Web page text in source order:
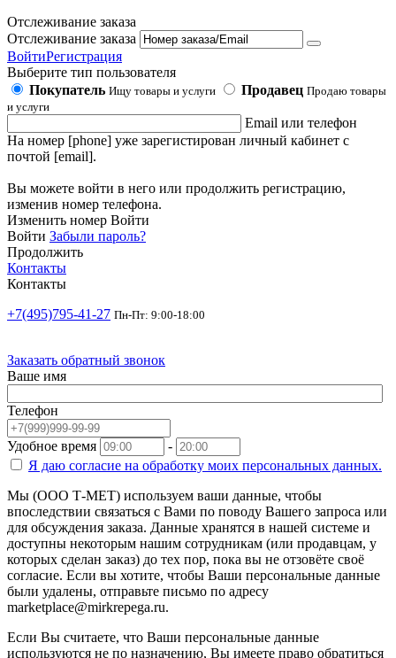
Отслеживание заказа
Отслеживание заказа
ВойтиРегистрация
Выберите тип пользователя
Покупатель Ищу товары и услуги Продавец Продаю товары
и услуги
Email или телефон
На номер [phone] уже зарегистирован личный кабинет с
почтой [email].
Вы можете войти в него или продолжить регистрацию,
изменив номер телефона.
Изменить номер Войти
Войти Забыли пароль?
Продолжить
Контакты
Контакты
+7(495)795-41-27 Пн-Пт: 9:00-18:00
Заказать обратный звонок
Ваше имя
Телефон
Удобное время
-
Я даю согласие на обработку моих персональных данных.
Мы (ООО Т-МЕТ) используем ваши данные, чтобы
впоследствии связаться с Вами по поводу Вашего запроса или
для обсуждения заказа. Данные хранятся в нашей системе и
доступны некоторым нашим сотрудникам (или продавцам, у
которых сделан заказ) до тех пор, пока вы не отзовёте своё
согласие. Если вы хотите, чтобы Ваши персональные данные
были удалены, отправьте письмо по адресу
marketplace@mirkrepega.ru.
Если Вы считаете, что Ваши персональные данные
используются не по назначению, Вы имеете право обратиться